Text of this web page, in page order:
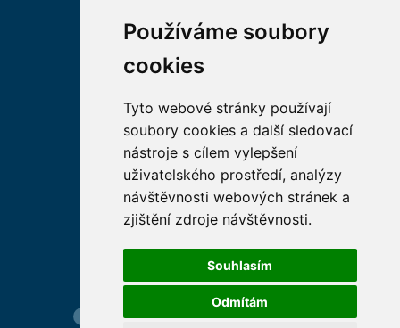
Používáme soubory
cookies
Tyto webové stránky používají
soubory cookies a další sledovací
nástroje s cílem vylepšení
uživatelského prostředí, analýzy
návštěvnosti webových stránek a
zjištění zdroje návštěvnosti.
Souhlasím
Odmítám
Farmaceutická fakulta v
Hradci Králové Univerzity
Karlovy
Univerzity Obrany
Studentské spolky na LF
Asociace děkanů
lékařských fakult ČR
Hledání osob Nastavení cookie Mapa webu